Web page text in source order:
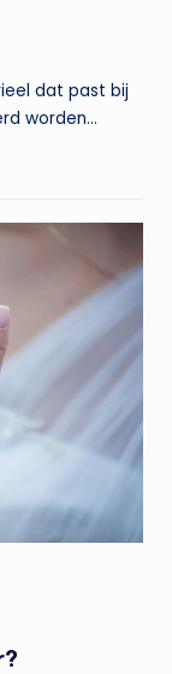
dat past bij
worden…